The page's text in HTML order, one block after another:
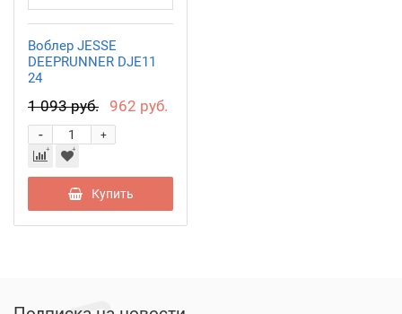
Воблер JESSE
DEEPRUNNER DJE11
24
1 093 руб. 962 руб.
+
-
Купить